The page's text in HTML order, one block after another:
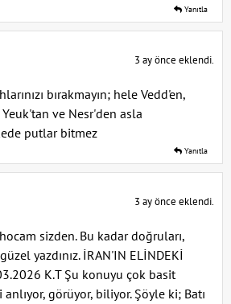
Yanıtla
3 ay önce eklendi.
bırakmayın; hele Vedd'en,
ve Nesr'den as­la
putlar bitmez
Yanıtla
3 ay önce eklendi.
sizden. Bu kadar doğruları,
yazdınız. İRAN'IN ELİNDEKİ
K.T Şu konuyu çok basit
görüyor, biliyor. Şöyle ki; Batı